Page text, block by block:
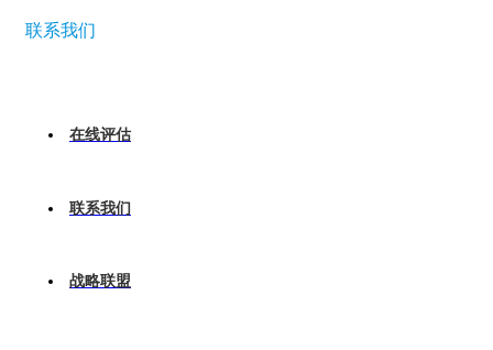
联系我们
在线评估
联系我们
战略联盟